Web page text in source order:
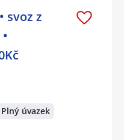
svoz z
Plný úvazek